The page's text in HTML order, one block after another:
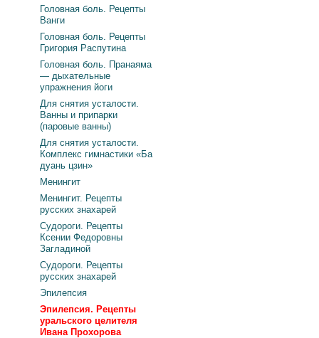
Головная боль. Рецепты
Ванги
Головная боль. Рецепты
Григория Распутина
Головная боль. Пранаяма
— дыхательные
упражнения йоги
Для снятия усталости.
Ванны и припарки
(паровые ванны)
Для снятия усталости.
Комплекс гимнастики «Ба
дуань цзин»
Менингит
Менингит. Рецепты
русских знахарей
Судороги. Рецепты
Ксении Федоровны
Загладиной
Судороги. Рецепты
русских знахарей
Эпилепсия
Эпилепсия. Рецепты
уральского целителя
Ивана Прохорова